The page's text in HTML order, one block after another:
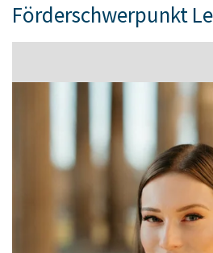
Förderschwerpunkt